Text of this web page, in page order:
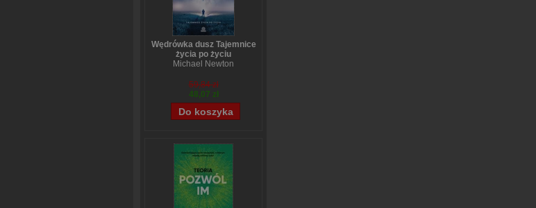
Wędrówka dusz Tajemnice
życia po życiu
Michael Newton
59,84 zł
48,07 zł